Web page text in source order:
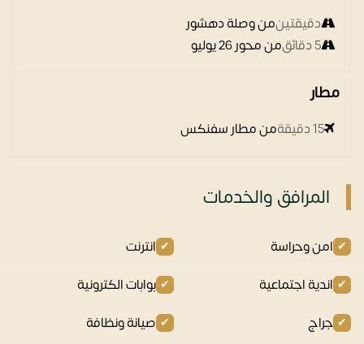
دقيقتينمن وصلة دهشور
5 دقائق
من محور 26 يوليو
مطار
15 دقيقة من مطار سفنكس
المرافق والخدمات
امن وحراسة
انترنت
اندية اجتماعية
بوابات الكترونية
جراج
صيانة ونظافة